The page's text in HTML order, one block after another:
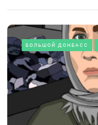
БОЛЬШОЙ ДОНБАСС